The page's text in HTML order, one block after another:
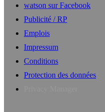
watson sur Facebook
Publicité / RP
Emplois
Impressum
Conditions
Protection des données